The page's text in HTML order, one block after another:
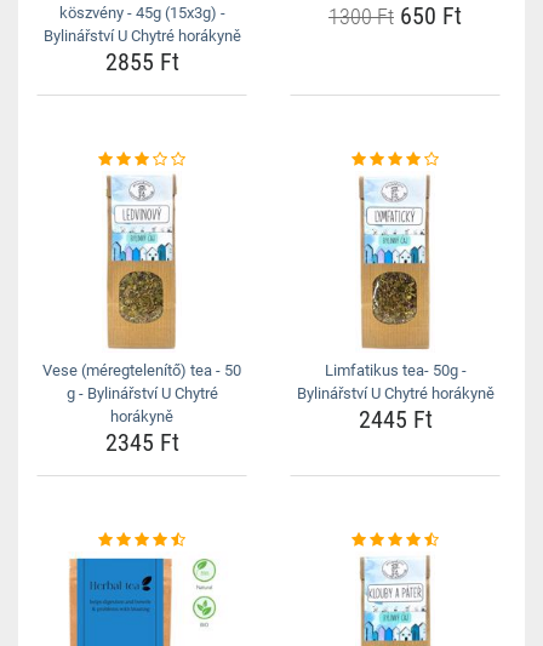
köszvény - 45g (15x3g) -
Bylinářství U Chytré horákyně
2855 Ft
1300 Ft 650 Ft
Vese (méregtelenítő) tea - 50
g - Bylinářství U Chytré
horákyně
2345 Ft
Limfatikus tea- 50g -
Bylinářství U Chytré horákyně
2445 Ft